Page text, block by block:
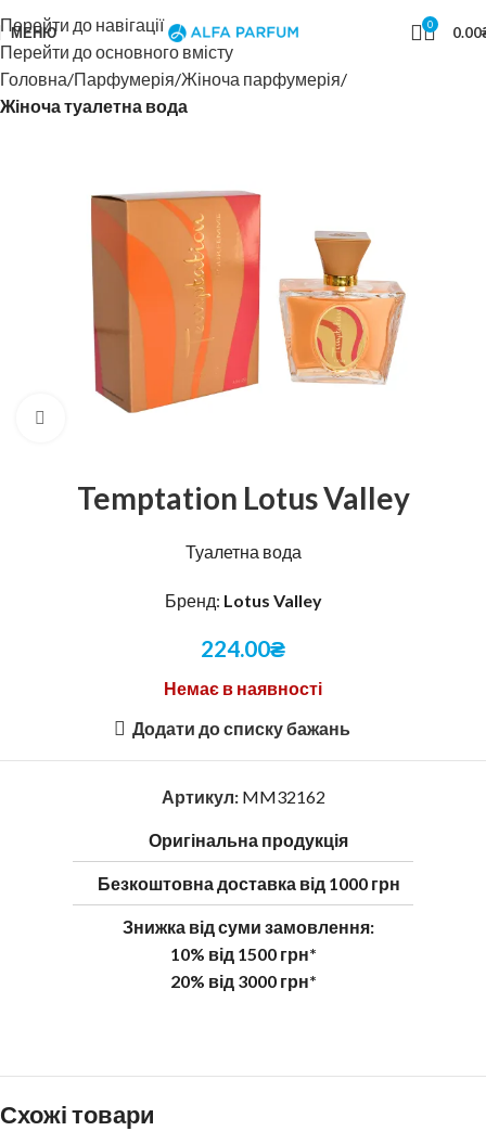
Перейти до навігації
Перейти до основного вмісту
МЕНЮ 0 0.00
Головна Парфумерія Жіноча парфумерія
Жіноча туалетна вода
Натисніть, щоб збільшити
Temptation Lotus Valley
Туалетна вода
Бренд: Lotus Valley
224.00₴
Немає в наявності
Додати до списку бажань
Артикул: MM32162
Оригінальна продукція
Безкоштовна доставка від 1000 грн
Знижка від суми замовлення:
10% від 1500 грн*
20% від 3000 грн*
Схожі товари